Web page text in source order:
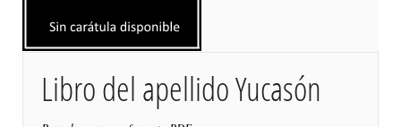
Libro del apellido Yucasón